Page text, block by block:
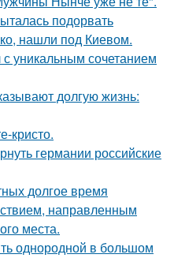
подорвать
нашли под Киевом.
уникальным сочетанием
долгую жизнь:
кристо.
германии российские
долгое время
направленным
места.
однородной в большом